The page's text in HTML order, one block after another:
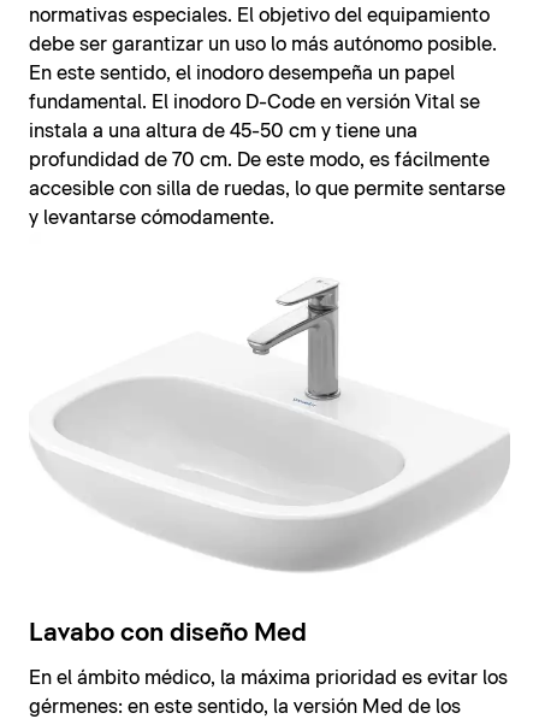
normativas especiales. El objetivo del equipamiento
debe ser garantizar un uso lo más autónomo posible.
En este sentido, el inodoro desempeña un papel
fundamental. El inodoro D-Code en versión Vital se
instala a una altura de 45-50 cm y tiene una
profundidad de 70 cm. De este modo, es fácilmente
accesible con silla de ruedas, lo que permite sentarse
y levantarse cómodamente.
Lavabo con diseño Med
En el ámbito médico, la máxima prioridad es evitar los
gérmenes: en este sentido, la versión Med de los